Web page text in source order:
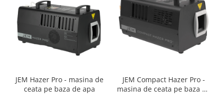
JEM Hazer Pro - masina de
ceata pe baza de apa
JEM Compact Hazer Pro -
masina de ceata pe baza de